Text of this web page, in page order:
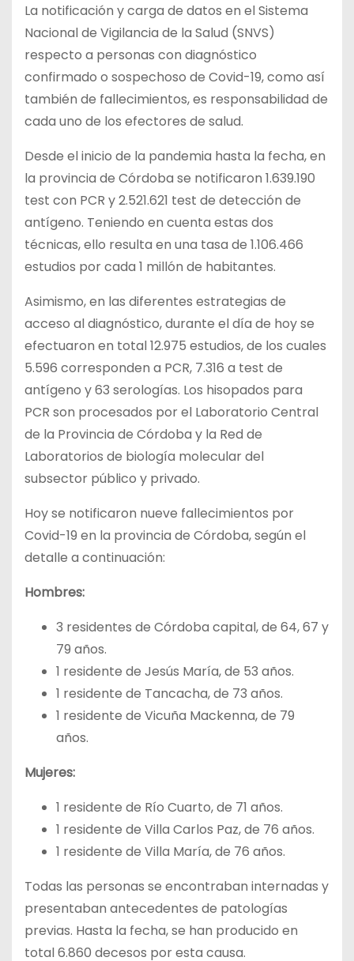
La notificación y carga de datos en el Sistema
Nacional de Vigilancia de la Salud (SNVS)
respecto a personas con diagnóstico
confirmado o sospechoso de Covid-19, como así
también de fallecimientos, es responsabilidad de
cada uno de los efectores de salud.
Desde el inicio de la pandemia hasta la fecha, en
la provincia de Córdoba se notificaron 1.639.190
test con PCR y 2.521.621 test de detección de
antígeno. Teniendo en cuenta estas dos
técnicas, ello resulta en una tasa de 1.106.466
estudios por cada 1 millón de habitantes.
Asimismo, en las diferentes estrategias de
acceso al diagnóstico, durante el día de hoy se
efectuaron en total 12.975 estudios, de los cuales
5.596 corresponden a PCR, 7.316 a test de
antígeno y 63 serologías. Los hisopados para
PCR son procesados por el Laboratorio Central
de la Provincia de Córdoba y la Red de
Laboratorios de biología molecular del
subsector público y privado.
Hoy se notificaron nueve fallecimientos por
Covid-19 en la provincia de Córdoba, según el
detalle a continuación:
Hombres:
3 residentes de Córdoba capital, de 64, 67 y
79 años.
1 residente de Jesús María, de 53 años.
1 residente de Tancacha, de 73 años.
1 residente de Vicuña Mackenna, de 79
años.
Mujeres:
1 residente de Río Cuarto, de 71 años.
1 residente de Villa Carlos Paz, de 76 años.
1 residente de Villa María, de 76 años.
Todas las personas se encontraban internadas y
presentaban antecedentes de patologías
previas. Hasta la fecha, se han producido en
total 6.860 decesos por esta causa.